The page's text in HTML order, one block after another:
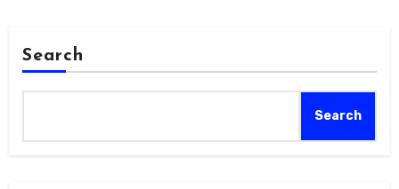
Search
Search